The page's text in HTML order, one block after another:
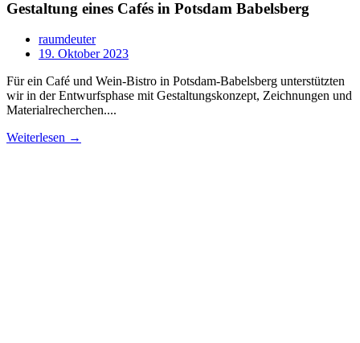
Gestaltung eines Cafés in Potsdam Babelsberg
raumdeuter
19. Oktober 2023
Für ein Café und Wein-Bistro in Potsdam-Babelsberg unterstützten
wir in der Entwurfsphase mit Gestaltungskonzept, Zeichnungen und
Materialrecherchen....
Weiterlesen →